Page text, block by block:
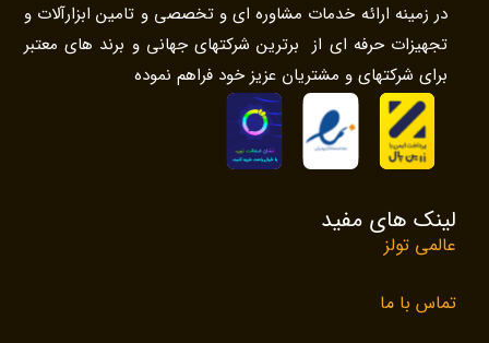
در زمینه ارائه خدمات مشاوره ای و تخصصی و تامین ابزارآلات و
تجهیزات حرفه ای از برترین شرکتهای جهانی و برند های معتبر
برای شرکتهای و مشتریان عزیز خود فراهم نموده
لینک های مفید
عالمی تولز
تماس با ما